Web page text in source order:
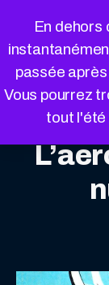
En dehors
passée
Vous pourrez
tout l'été